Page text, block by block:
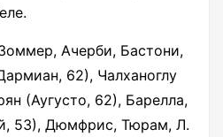
Ачерби, Бастони,
62), Чалханоглу
(Аугусто, 62), Барелла,
53), Дюмфрис, Тюрам, Л.